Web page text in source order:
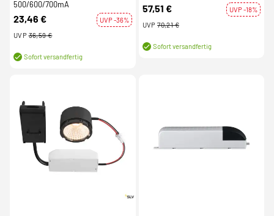
500/600/700mA
23,46 €
UVP -36%
UVP 36,59 €
Sofort versandfertig
57,51 €
UVP -18%
UVP 70,21 €
Sofort versandfertig